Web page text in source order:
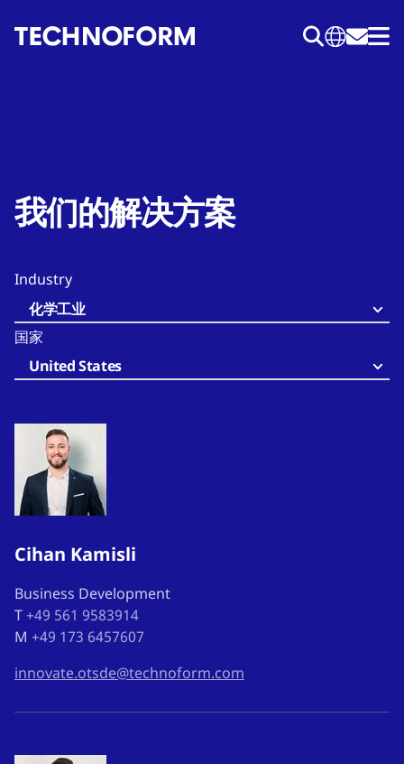
转
我们的解决方案
Industry
化学工业
国家
United States
Cihan Kamisli
Business Development
T +49 561 9583914
M +49 173 6457607
innovate.otsde@technoform.com